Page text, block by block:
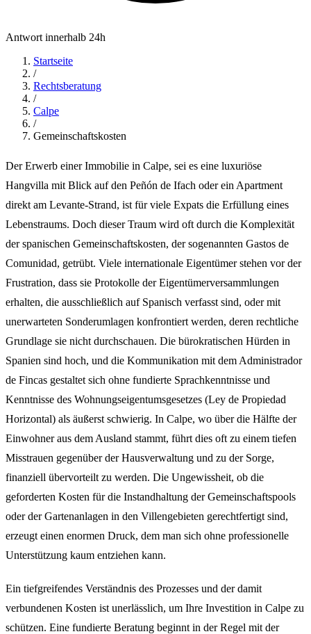
Antwort innerhalb 24h
Startseite
/
Rechtsberatung
/
Calpe
/
Gemeinschaftskosten
Der Erwerb einer Immobilie in Calpe, sei es eine luxuriöse
Hangvilla mit Blick auf den Peñón de Ifach oder ein Apartment
direkt am Levante-Strand, ist für viele Expats die Erfüllung eines
Lebenstraums. Doch dieser Traum wird oft durch die Komplexität
der spanischen Gemeinschaftskosten, der sogenannten Gastos de
Comunidad, getrübt. Viele internationale Eigentümer stehen vor der
Frustration, dass sie Protokolle der Eigentümerversammlungen
erhalten, die ausschließlich auf Spanisch verfasst sind, oder mit
unerwarteten Sonderumlagen konfrontiert werden, deren rechtliche
Grundlage sie nicht durchschauen. Die bürokratischen Hürden in
Spanien sind hoch, und die Kommunikation mit dem Administrador
de Fincas gestaltet sich ohne fundierte Sprachkenntnisse und
Kenntnisse des Wohnungseigentumsgesetzes (Ley de Propiedad
Horizontal) als äußerst schwierig. In Calpe, wo über die Hälfte der
Einwohner aus dem Ausland stammt, führt dies oft zu einem tiefen
Misstrauen gegenüber der Hausverwaltung und zu der Sorge,
finanziell übervorteilt zu werden. Die Ungewissheit, ob die
geforderten Kosten für die Instandhaltung der Gemeinschaftspools
oder der Gartenanlagen in den Villengebieten gerechtfertigt sind,
erzeugt einen enormen Druck, dem man sich ohne professionelle
Unterstützung kaum entziehen kann.
Ein tiefgreifendes Verständnis des Prozesses und der damit
verbundenen Kosten ist unerlässlich, um Ihre Investition in Calpe zu
schützen. Eine fundierte Beratung beginnt in der Regel mit der